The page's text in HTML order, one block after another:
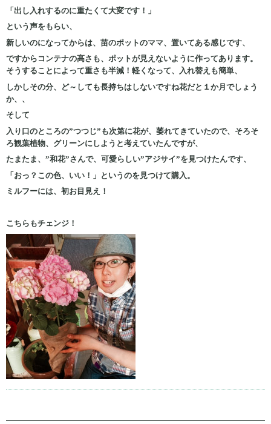
「出し入れするのに重たくて大変です！」
という声をもらい、
新しいのになってからは、苗のポットのママ、置いてある感じです、
ですからコンテナの高さも、ポットが見えないように作ってあります。
そうすることによって重さも半減！軽くなって、入れ替えも簡単、
しかしその分、ど～しても長持ちはしないですね花だと１か月でしょう
か、、
そして
入り口のところの”つつじ”も次第に花が、萎れてきていたので、そろそ
ろ観葉植物、グリーンにしようと考えていたんですが、
たまたま、”和花”さんで、可愛らしい”アジサイ”を見つけたんです、
「おっ？この色、いい！」というのを見つけて購入。
ミルフーには、初お目見え！
こちらもチェンジ！